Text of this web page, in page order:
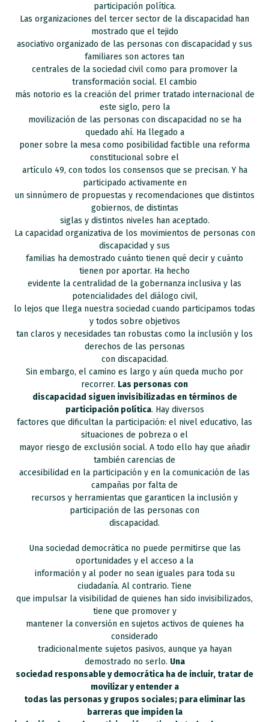
participación política.
Las organizaciones del tercer sector de la discapacidad han
mostrado que el tejido
asociativo organizado de las personas con discapacidad y sus
familiares son actores tan
centrales de la sociedad civil como para promover la
transformación social. El cambio
más notorio es la creación del primer tratado internacional de
este siglo, pero la
movilización de las personas con discapacidad no se ha
quedado ahí. Ha llegado a
poner sobre la mesa como posibilidad factible una reforma
constitucional sobre el
artículo 49, con todos los consensos que se precisan. Y ha
participado activamente en
un sinnúmero de propuestas y recomendaciones que distintos
gobiernos, de distintas
siglas y distintos niveles han aceptado.
La capacidad organizativa de los movimientos de personas con
discapacidad y sus
familias ha demostrado cuánto tienen qué decir y cuánto
tienen por aportar. Ha hecho
evidente la centralidad de la gobernanza inclusiva y las
potencialidades del diálogo civil,
lo lejos que llega nuestra sociedad cuando participamos todas
y todos sobre objetivos
tan claros y necesidades tan robustas como la inclusión y los
derechos de las personas
con discapacidad.
Sin embargo, el camino es largo y aún queda mucho por
recorrer. Las personas con
discapacidad siguen invisibilizadas en términos de
participación política. Hay diversos
factores que dificultan la participación: el nivel educativo, las
situaciones de pobreza o el
mayor riesgo de exclusión social. A todo ello hay que añadir
también carencias de
accesibilidad en la participación y en la comunicación de las
campañas por falta de
recursos y herramientas que garanticen la inclusión y
participación de las personas con
discapacidad.
Una sociedad democrática no puede permitirse que las
oportunidades y el acceso a la
información y al poder no sean iguales para toda su
ciudadanía. Al contrario. Tiene
que impulsar la visibilidad de quienes han sido invisibilizados,
tiene que promover y
mantener la conversión en sujetos activos de quienes ha
considerado
tradicionalmente sujetos pasivos, aunque ya hayan
demostrado no serlo. Una
sociedad responsable y democrática ha de incluir, tratar de
movilizar y entender a
todas las personas y grupos sociales; para eliminar las
barreras que impiden la